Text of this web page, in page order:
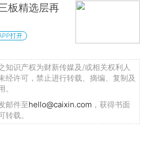
板精选层再
打开
知识产权为财新传媒及/或相关权利人
经许可，禁止进行转载、摘编、复制及
邮件至hello@caixin.com ，获得书面
转载。